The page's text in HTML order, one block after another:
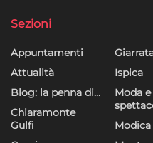
Sezioni
Appuntamenti
Attualità
Blog: la penna di…
Chiaramonte
Gulfi
Ispica
Moda e
Modica